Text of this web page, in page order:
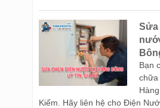
Sửa
Bạn
chữa
Kiếm. Hãy liên hệ cho Điện